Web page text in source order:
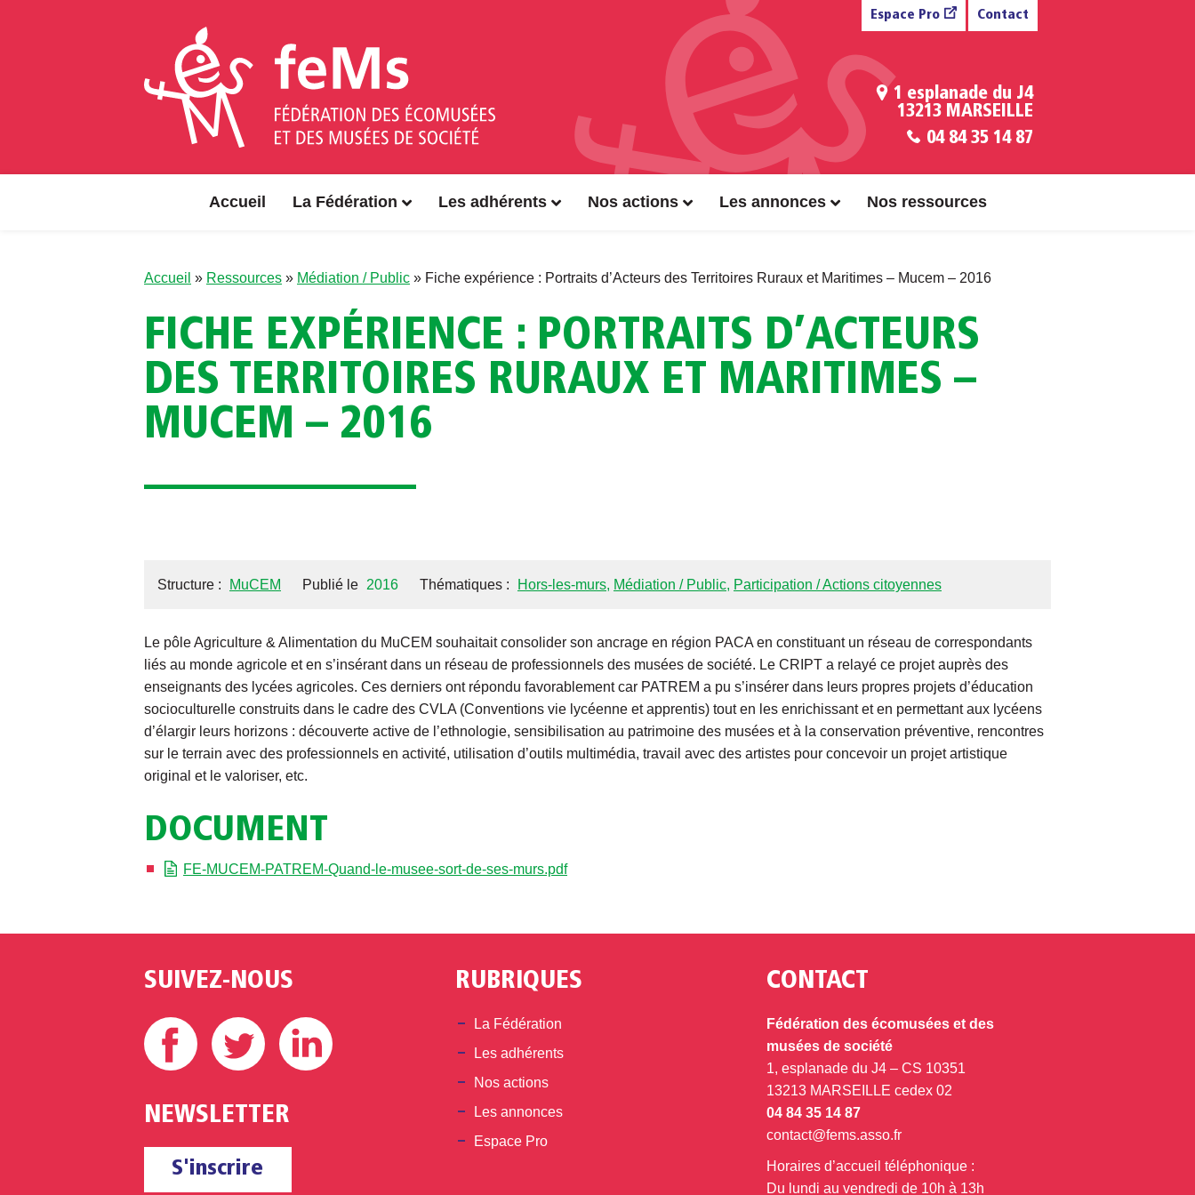
Espace Pro Contact
1 esplanade du J4
13213 MARSEILLE
04 84 35 14 87
Accueil La Fédération Les adhérents Nos actions Les annonces Nos ressources
Accueil » Ressources » Médiation / Public » Fiche expérience : Portraits d’Acteurs des Territoires Ruraux et Maritimes – Mucem – 2016
FICHE EXPÉRIENCE : PORTRAITS D’ACTEURS
DES TERRITOIRES RURAUX ET MARITIMES –
MUCEM – 2016
Structure : MuCEM Publié le 2016 Thématiques : Hors-les-murs, Médiation / Public, Participation / Actions citoyennes
Le pôle Agriculture & Alimentation du MuCEM souhaitait consolider son ancrage en région PACA en constituant un réseau de correspondants
liés au monde agricole et en s’insérant dans un réseau de professionnels des musées de société. Le CRIPT a relayé ce projet auprès des
enseignants des lycées agricoles. Ces derniers ont répondu favorablement car PATREM a pu s’insérer dans leurs propres projets d’éducation
socioculturelle construits dans le cadre des CVLA (Conventions vie lycéenne et apprentis) tout en les enrichissant et en permettant aux lycéens
d’élargir leurs horizons : découverte active de l’ethnologie, sensibilisation au patrimoine des musées et à la conservation préventive, rencontres
sur le terrain avec des professionnels en activité, utilisation d’outils multimédia, travail avec des artistes pour concevoir un projet artistique
original et le valoriser, etc.
DOCUMENT
FE-MUCEM-PATREM-Quand-le-musee-sort-de-ses-murs.pdf
SUIVEZ-NOUS
Facebook Twitter
NEWSLETTER
S'inscrire
RUBRIQUES
La Fédération
Les adhérents
Nos actions
Les annonces
Espace Pro
CONTACT
Fédération des écomusées et des
musées de société
1, esplanade du J4 – CS 10351
13213 MARSEILLE cedex 02
04 84 35 14 87
contact@fems.asso.fr
Horaires d’accueil téléphonique :
Du lundi au vendredi de 10h à 13h